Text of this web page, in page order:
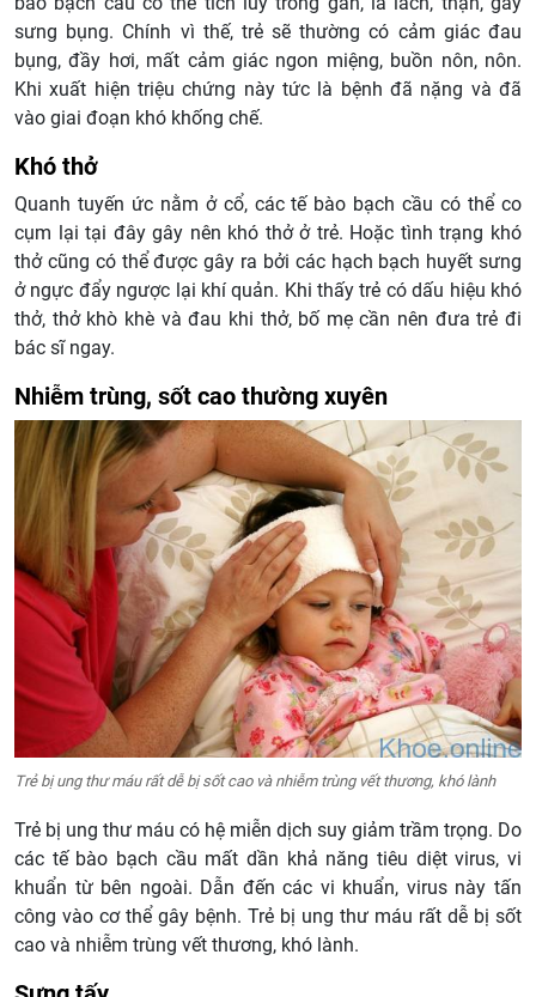
sưng bụng. Chính vì thế, trẻ sẽ thường có cảm giác đau
bụng, đầy hơi, mất cảm giác ngon miệng, buồn nôn, nôn.
Khi xuất hiện triệu chứng này tức là bệnh đã nặng và đã
vào giai đoạn khó khống chế.
Khó thở
Quanh tuyến ức nằm ở cổ, các tế bào bạch cầu có thể co
cụm lại tại đây gây nên khó thở ở trẻ. Hoặc tình trạng khó
thở cũng có thể được gây ra bởi các hạch bạch huyết sưng
ở ngực đẩy ngược lại khí quản. Khi thấy trẻ có dấu hiệu khó
thở, thở khò khè và đau khi thở, bố mẹ cần nên đưa trẻ đi
bác sĩ ngay.
Nhiễm trùng, sốt cao thường xuyên
Trẻ bị ung thư máu rất dễ bị sốt cao và nhiễm trùng vết thương, khó lành
Trẻ bị ung thư máu có hệ miễn dịch suy giảm trầm trọng. Do
các tế bào bạch cầu mất dần khả năng tiêu diệt virus, vi
khuẩn từ bên ngoài. Dẫn đến các vi khuẩn, virus này tấn
công vào cơ thể gây bệnh. Trẻ bị ung thư máu rất dễ bị sốt
cao và nhiễm trùng vết thương, khó lành.